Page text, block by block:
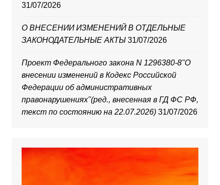
31/07/2026
О ВНЕСЕНИИ ИЗМЕНЕНИЙ В ОТДЕЛЬНЫЕ
ЗАКОНОДАТЕЛЬНЫЕ АКТЫ 31/07/2026
Проект Федерального закона N 1296380-8"О
внесении изменений в Кодекс Российской
Федерации об административных
правонарушениях"(ред., внесенная в ГД ФС РФ,
текст по состоянию на 22.07.2026) 31/07/2026